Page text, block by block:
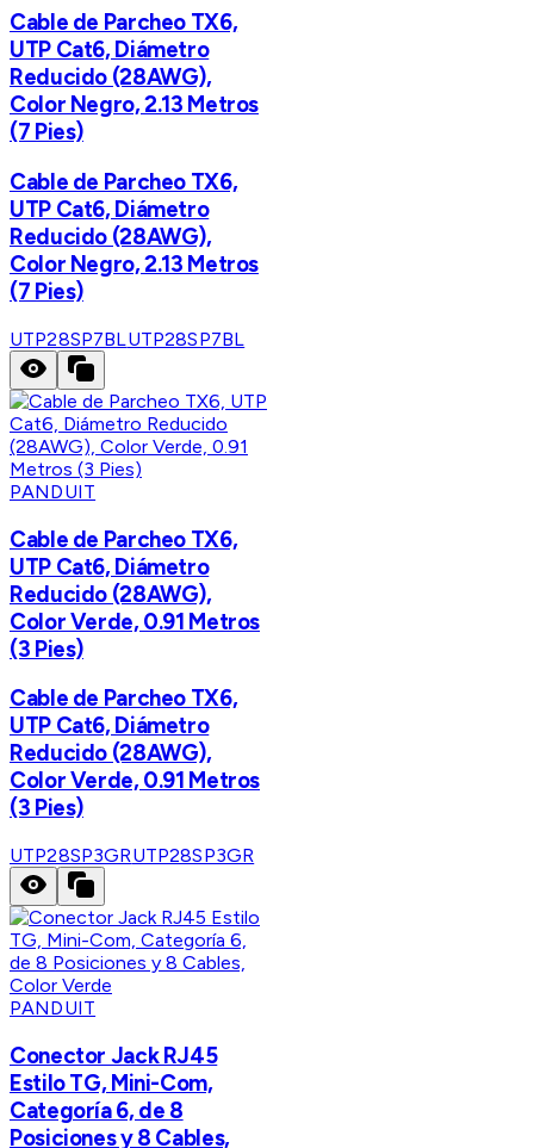
Cable de Parcheo TX6,
UTP Cat6, Diámetro
Reducido (28AWG),
Color Negro, 2.13 Metros
(7 Pies)
Cable de Parcheo TX6,
UTP Cat6, Diámetro
Reducido (28AWG),
Color Negro, 2.13 Metros
(7 Pies)
UTP28SP7BLUTP28SP7BL
PANDUIT
Cable de Parcheo TX6,
UTP Cat6, Diámetro
Reducido (28AWG),
Color Verde, 0.91 Metros
(3 Pies)
Cable de Parcheo TX6,
UTP Cat6, Diámetro
Reducido (28AWG),
Color Verde, 0.91 Metros
(3 Pies)
UTP28SP3GRUTP28SP3GR
PANDUIT
Conector Jack RJ45
Estilo TG, Mini-Com,
Categoría 6, de 8
Posiciones y 8 Cables,